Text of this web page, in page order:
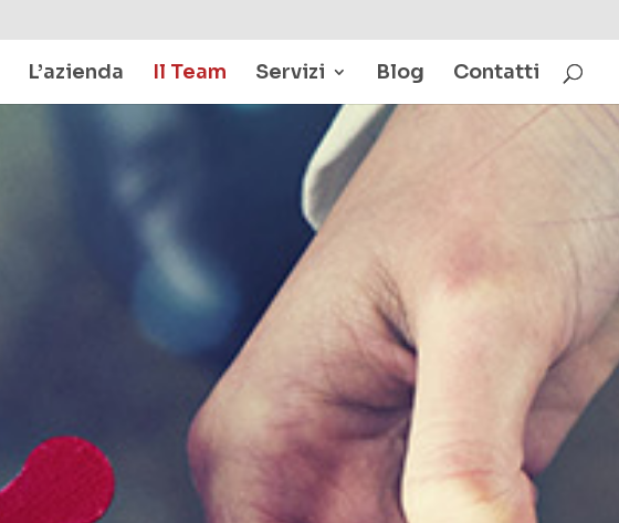
L’azienda Il Team Servizi Blog Contatti